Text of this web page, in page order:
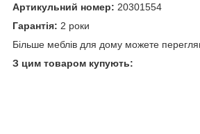
Артикульний номер: 20301554
Гарантія: 2 роки
Більше меблів для дому можете
З цим товаром купують: